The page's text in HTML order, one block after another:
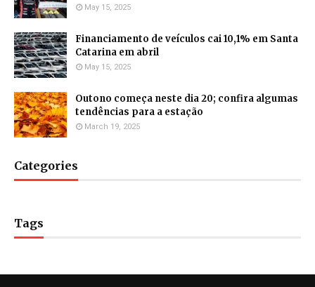
May 15, 2025
Financiamento de veículos cai 10,1% em Santa
Catarina em abril
May 15, 2025
Outono começa neste dia 20; confira algumas
tendências para a estação
March 19, 2025
Categories
Tags